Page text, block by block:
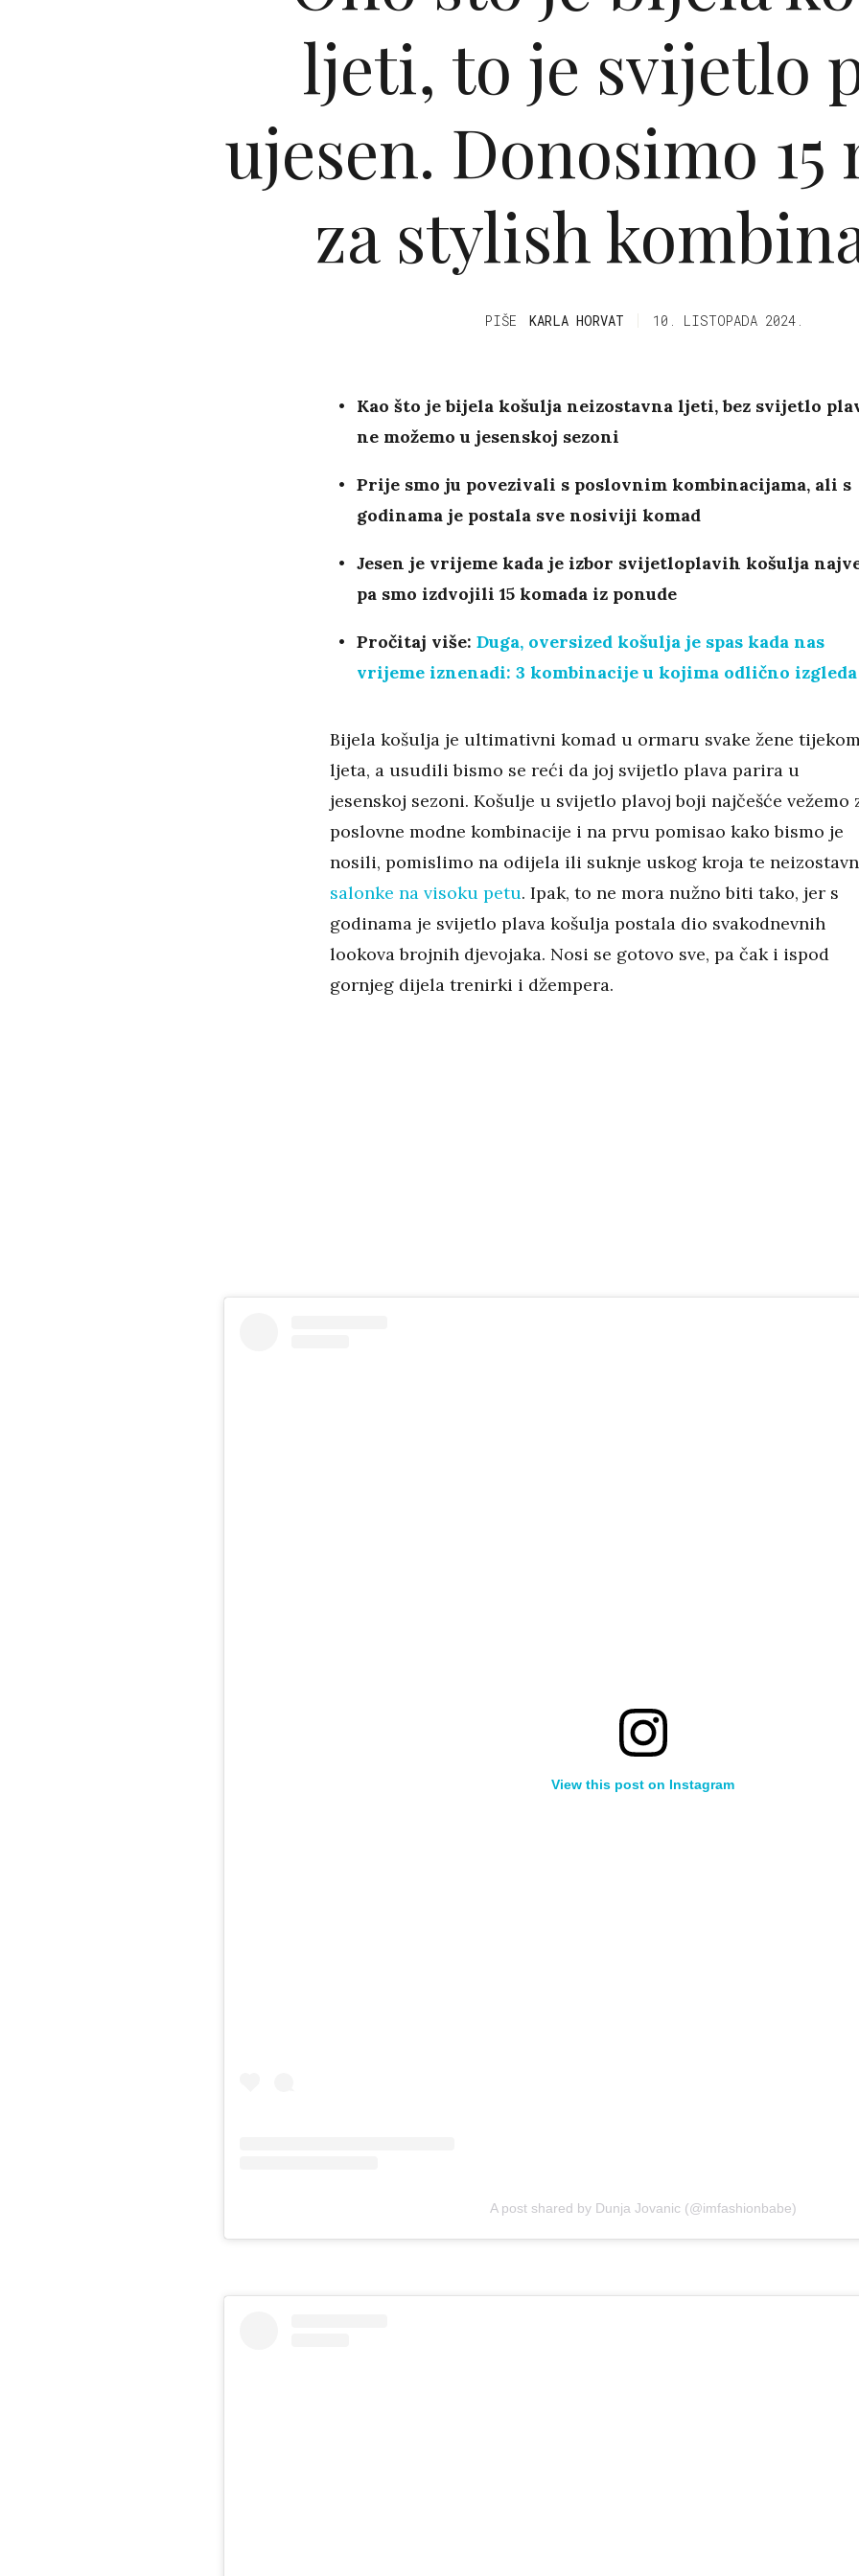
ljeti, to je svijetlo
ujesen. Donosimo 15
za stylish
PIŠE KARLA HORVAT 10. LISTOPADA 2024.
Kao što je bijela košulja neizostavna ljeti, bez svijetlo
ne možemo u jesenskoj sezoni
Prije smo ju povezivali s poslovnim kombinacijama, ali s
godinama je postala sve nosiviji komad
Jesen je vrijeme kada je izbor svijetloplavih košulja
pa smo izdvojili 15 komada iz ponude
Pročitaj više: Duga, oversized košulja je spas kada nas
vrijeme iznenadi: 3 kombinacije u kojima odlično izgleda
Bijela košulja je ultimativni komad u ormaru svake žene
ljeta, a usudili bismo se reći da joj svijetlo plava parira u
jesenskoj sezoni. Košulje u svijetlo plavoj boji najčešće vežemo
poslovne modne kombinacije i na prvu pomisao kako bismo je
nosili, pomislimo na odijela ili suknje uskog kroja te
salonke na visoku petu. Ipak, to ne mora nužno biti tako, jer s
godinama je svijetlo plava košulja postala dio svakodnevnih
lookova brojnih djevojaka. Nosi se gotovo sve, pa čak i ispod
gornjeg dijela trenirki i džempera.
View this post on Instagram
A post shared by Dunja Jovanic (@imfashionbabe)